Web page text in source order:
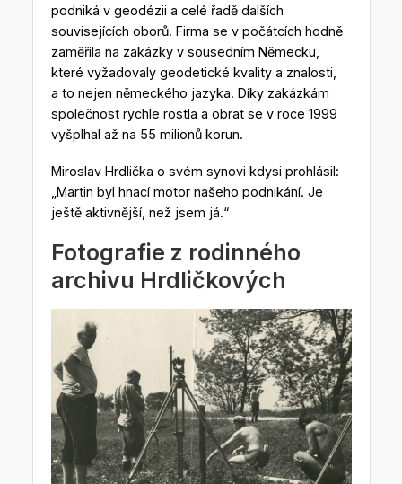
podniká v geodézii a celé řadě dalších
souvisejících oborů. Firma se v počátcích hodně
zaměřila na zakázky v sousedním Německu,
které vyžadovaly geodetické kvality a znalosti,
a to nejen německého jazyka. Díky zakázkám
společnost rychle rostla a obrat se v roce 1999
vyšplhal až na 55 milionů korun.
Miroslav Hrdlička o svém synovi kdysi prohlásil:
„Martin byl hnací motor našeho podnikání. Je
ještě aktivnější, než jsem já.“
Fotografie z rodinného
archivu Hrdličkových